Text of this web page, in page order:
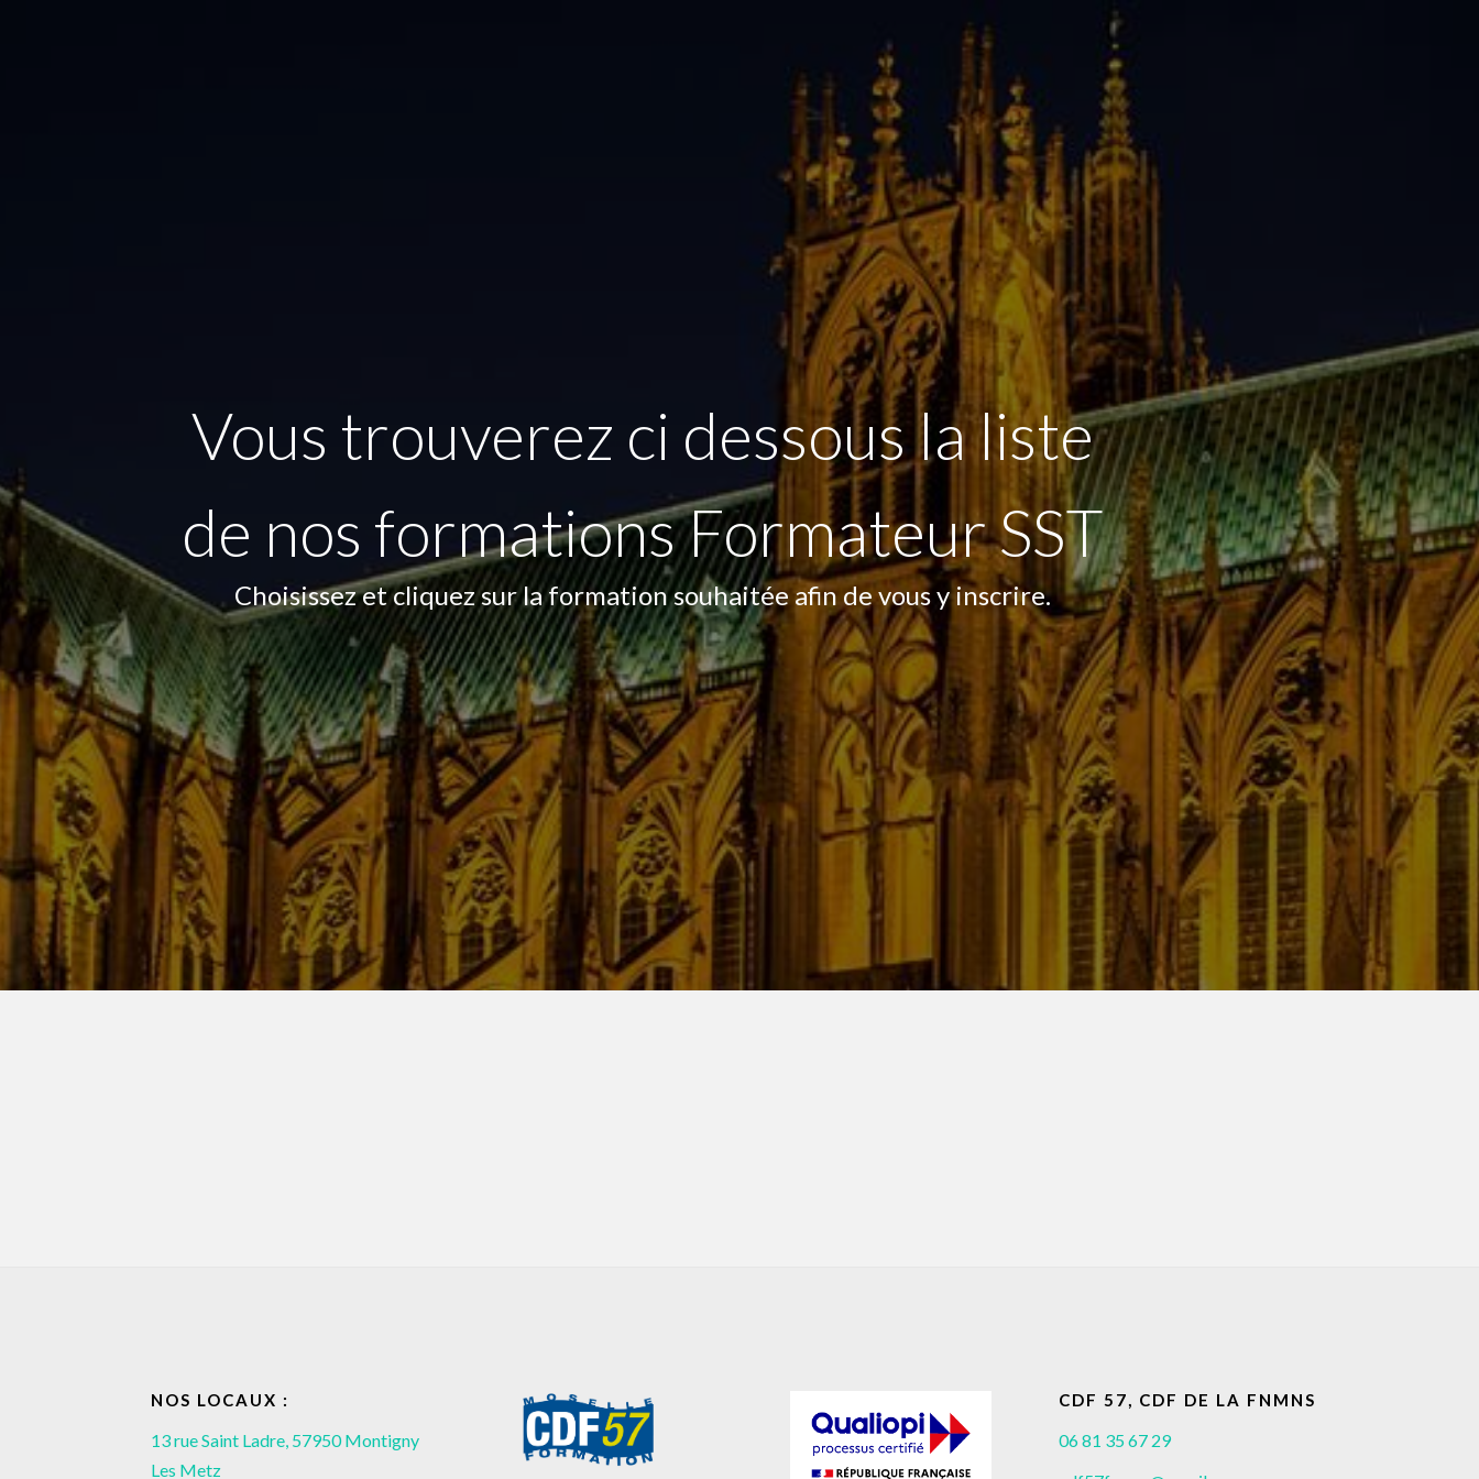
Vous trouverez ci dessous la liste
de nos formations Formateur SST
Choisissez et cliquez sur la formation souhaitée afin de vous y inscrire.
NOS LOCAUX :
13 rue Saint Ladre, 57950 Montigny
Les Metz
CDF 57, CDF DE LA FNMNS
06 81 35 67 29